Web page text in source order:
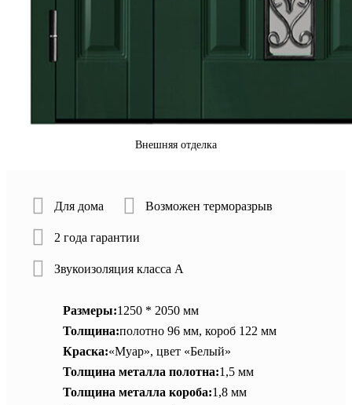
Внешняя отделка
Для дома Возможен терморазрыв
2 года гарантии
Звукоизоляция класса А
Размеры:1250 * 2050 мм
Толщина:полотно 96 мм, короб 122 мм
Краска:«Муар», цвет «Белый»
Толщина металла полотна:1,5 мм
Толщина металла короба:1,8 мм